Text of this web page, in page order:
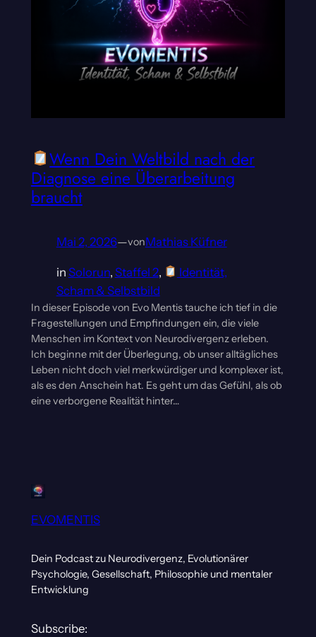
Wenn Dein Weltbild nach der
Diagnose eine Überarbeitung
braucht
Mai 2, 2026—vonMathias Küfner
in Solorun, Staffel 2,
Identität,
Scham & Selbstbild
In dieser Episode von Evo Mentis tauche ich tief in die
Fragestellungen und Empfindungen ein, die viele
Menschen im Kontext von Neurodivergenz erleben.
Ich beginne mit der Überlegung, ob unser alltägliches
Leben nicht doch viel merkwürdiger und komplexer ist,
als es den Anschein hat. Es geht um das Gefühl, als ob
eine verborgene Realität hinter…
EVOMENTIS
Dein Podcast zu Neurodivergenz, Evolutionärer
Psychologie, Gesellschaft, Philosophie und mentaler
Entwicklung
Subscribe: